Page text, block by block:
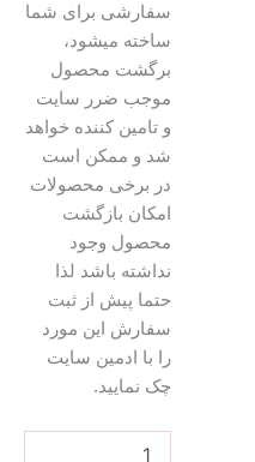
سفارشی برای شما
ساخته میشود،
برگشت محصول
موجب ضرر سایت
و تامین کننده خواهد
شد و ممکن است
در برخی محصولات
امکان بازگشت
محصول وجود
نداشته باشد لذا
حتما پیش از ثبت
سفارش این مورد
را با ادمین سایت
چک نمایید.